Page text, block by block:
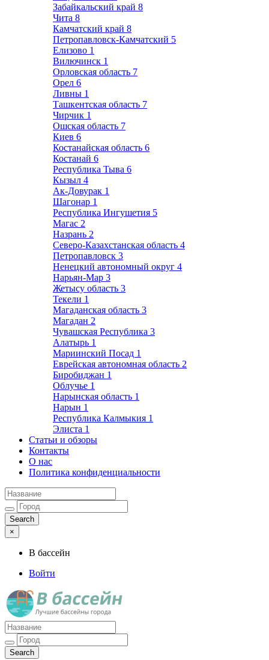
Забайкальский край 8
Чита 8
Камчатский край 8
Петропавловск-Камчатский 5
Елизово 1
Вилючинск 1
Орловская область 7
Орел 6
Ливны 1
Ташкентская область 7
Чирчик 1
Ошская область 7
Киев 6
Костанайская область 6
Костанай 6
Республика Тыва 6
Кызыл 4
Ак-Довурак 1
Шагонар 1
Республика Ингушетия 5
Магас 2
Назрань 2
Северо-Казахстанская область 4
Петропавловск 3
Ненецкий автономный округ 4
Нарьян-Мар 3
Жетысу область 3
Текели 1
Магаданская область 3
Магадан 2
Чувашская Республика 3
Алатырь 1
Мариинский Посад 1
Еврейская автономная область 2
Биробиджан 1
Облучье 1
Нарынская область 1
Нарын 1
Республика Калмыкия 1
Элиста 1
Статьи и обзоры
Контакты
О нас
Политика конфиденциальности
×
В бассейн
Войти
Лучшие бассейны города